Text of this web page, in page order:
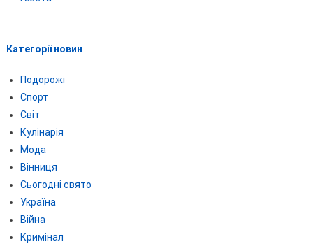
Категорії новин
Подорожі
Спорт
Світ
Кулінарія
Мода
Вінниця
Сьогодні свято
Україна
Війна
Кримінал